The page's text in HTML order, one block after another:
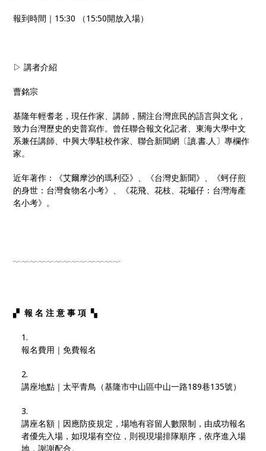
報到時間｜15:30 （15:50開放入場）
▷ 講者介紹
曹銘宗
基隆年輕耆老，現任作家、講師，關注台灣庶民的語言與文化，
致力台灣歷史的史普寫作。曾任聯合報文化記者、東海大學中文
系兼任講師、中興大學駐校作家、聯合新聞網〔讀.書.人〕專欄作
家。
近年著作：《艾爾摩沙的瑪利亞》、《台灣史新聞》、《蚵仔煎
的身世：台灣食物名小考》、《花飛、花枝、花蠘仔：台灣海產
名小考》。
﹋​​​﹋﹋﹋﹋﹋﹋​​​﹋﹋﹋﹋﹋﹋​​​
▞​ ​報 名 注 意 事 項 ​ ▚
報名費用｜免費​報名
講座地點｜太平青鳥（基隆市中山區中山一路189巷135號）
講座名額｜因應防疫規定，場地有容留人數限制，由成功報名
者優先入場，如現場有空位，則視現場排隊順序，依序進入場
地，謝謝配合。